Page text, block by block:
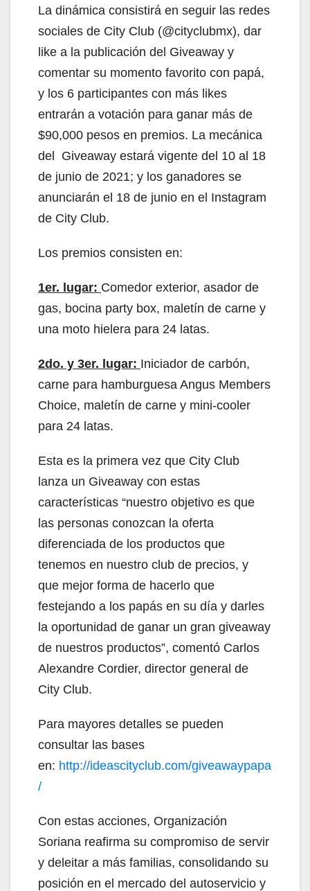
La dinámica consistirá en seguir las redes
sociales de City Club (@cityclubmx), dar
like a la publicación del Giveaway y
comentar su momento favorito con papá,
y los 6 participantes con más likes
entrarán a votación para ganar más de
$90,000 pesos en premios. La mecánica
del Giveaway estará vigente del 10 al 18
de junio de 2021; y los ganadores se
anunciarán el 18 de junio en el Instagram
de City Club.
Los premios consisten en:
1er. lugar: Comedor exterior, asador de
gas, bocina party box, maletín de carne y
una moto hielera para 24 latas.
2do. y 3er. lugar: Iniciador de carbón,
carne para hamburguesa Angus Members
Choice, maletín de carne y mini-cooler
para 24 latas.
Esta es la primera vez que City Club
lanza un Giveaway con estas
características “nuestro objetivo es que
las personas conozcan la oferta
diferenciada de los productos que
tenemos en nuestro club de precios, y
que mejor forma de hacerlo que
festejando a los papás en su día y darles
la oportunidad de ganar un gran giveaway
de nuestros productos”, comentó Carlos
Alexandre Cordier, director general de
City Club.
Para mayores detalles se pueden
consultar las bases
en: http://ideascityclub.com/giveawaypapa
/
Con estas acciones, Organización
Soriana reafirma su compromiso de servir
y deleitar a más familias, consolidando su
posición en el mercado del autoservicio y